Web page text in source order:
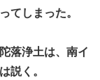
てしまった。
落浄土は、南イ
説く。